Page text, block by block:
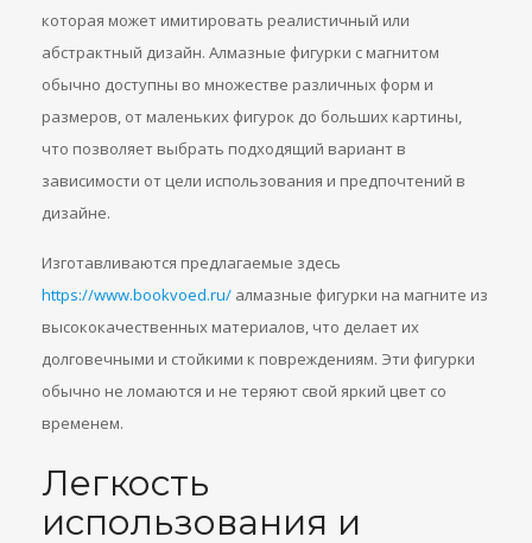
которая может имитировать реалистичный или
абстрактный дизайн. Алмазные фигурки с магнитом
обычно доступны во множестве различных форм и
размеров, от маленьких фигурок до больших картины,
что позволяет выбрать подходящий вариант в
зависимости от цели использования и предпочтений в
дизайне.
Изготавливаются предлагаемые здесь
https://www.bookvoed.ru/ алмазные фигурки на магните из
высококачественных материалов, что делает их
долговечными и стойкими к повреждениям. Эти фигурки
обычно не ломаются и не теряют свой яркий цвет со
временем.
Легкость
использования и